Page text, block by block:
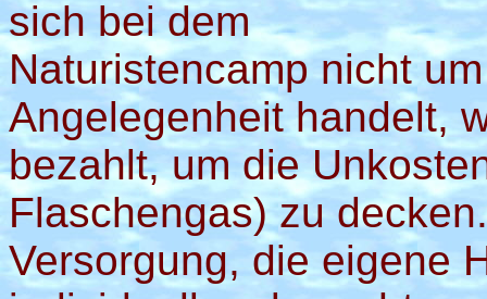
sich bei dem
Naturistencamp nicht
Angelegenheit handelt,
bezahlt, um die
Flaschengas) zu
Versorgung, die eigene